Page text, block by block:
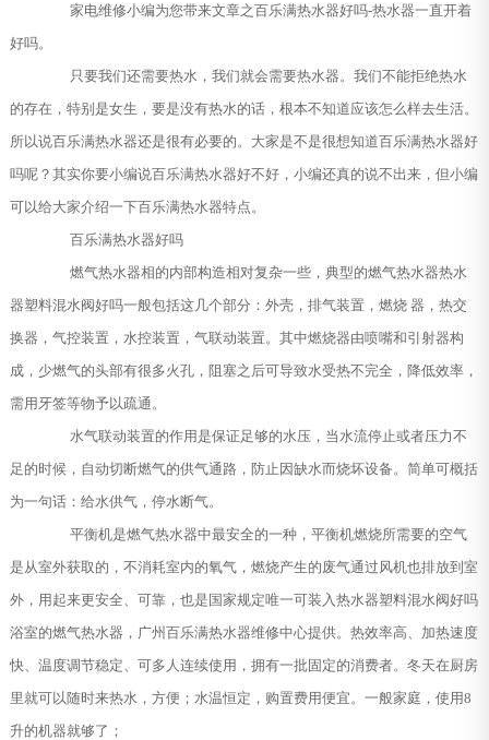
家电维修小编为您带来文章之百乐满热水器好吗-热水器一直开着
好吗。
只要我们还需要热水，我们就会需要热水器。我们不能拒绝热水
的存在，特别是女生，要是没有热水的话，根本不知道应该怎么样去生活。
所以说百乐满热水器还是很有必要的。大家是不是很想知道百乐满热水器好
吗呢？其实你要小编说百乐满热水器好不好，小编还真的说不出来，但小编
可以给大家介绍一下百乐满热水器特点。
百乐满热水器好吗
燃气热水器相的内部构造相对复杂一些，典型的燃气热水器热水
器塑料混水阀好吗一般包括这几个部分：外壳，排气装置，燃烧 器，热交
换器，气控装置，水控装置，气联动装置。其中燃烧器由喷嘴和引射器构
成，少燃气的头部有很多火孔，阻塞之后可导致水受热不完全，降低效率，
需用牙签等物予以疏通。
水气联动装置的作用是保证足够的水压，当水流停止或者压力不
足的时候，自动切断燃气的供气通路，防止因缺水而烧坏设备。简单可概括
为一句话：给水供气，停水断气。
平衡机是燃气热水器中最安全的一种，平衡机燃烧所需要的空气
是从室外获取的，不消耗室内的氧气，燃烧产生的废气通过风机也排放到室
外，用起来更安全、可靠，也是国家规定唯一可装入热水器塑料混水阀好吗
浴室的燃气热水器，广州百乐满热水器维修中心提供。热效率高、加热速度
快、温度调节稳定、可多人连续使用，拥有一批固定的消费者。冬天在厨房
里就可以随时来热水，方便；水温恒定，购置费用便宜。一般家庭，使用8
升的机器就够了；